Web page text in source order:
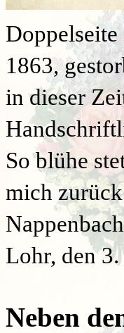
1863,
in dieser
So blühe
mich
Lohr, den
Neben